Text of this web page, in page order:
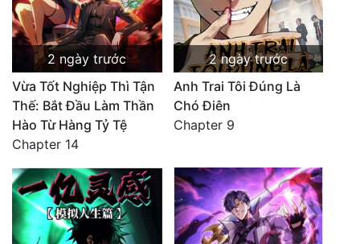
2 ngày trước
Vừa Tốt Nghiệp Thì Tận
Thế: Bắt Đầu Làm Thần
Hào Từ Hàng Tỷ Tệ
Chapter 14
2 ngày trước
Anh Trai Tôi Đúng Là
Chó Điên
Chapter 9